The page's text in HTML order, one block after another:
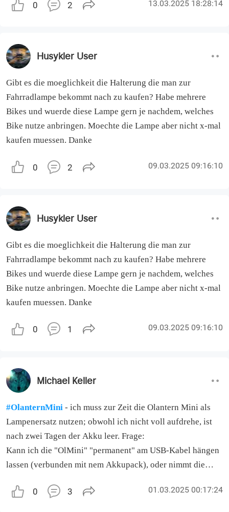
0 2 13.03.2025 18:28:14
Husykler User
Gibt es die moeglichkeit die Halterung die man zur
Fahrradlampe bekommt nach zu kaufen? Habe mehrere
Bikes und wuerde diese Lampe gern je nachdem, welches
Bike nutze anbringen. Moechte die Lampe aber nicht x-mal
kaufen muessen. Danke
0 2 09.03.2025 09:16:10
Husykler User
Gibt es die moeglichkeit die Halterung die man zur
Fahrradlampe bekommt nach zu kaufen? Habe mehrere
Bikes und wuerde diese Lampe gern je nachdem, welches
Bike nutze anbringen. Moechte die Lampe aber nicht x-mal
kaufen muessen. Danke
0 1 09.03.2025 09:16:10
Michael Keller
#OlanternMini - ich muss zur Zeit die Olantern Mini als
Lampenersatz nutzen; obwohl ich nicht voll aufdrehe, ist
nach zwei Tagen der Akku leer. Frage:
Kann ich die "OlMini" "permanent" am USB-Kabel hängen
lassen (verbunden mit nem Akkupack), oder nimmt die
0 3 01.03.2025 00:17:24